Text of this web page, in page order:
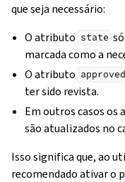
que seja necessário:
O atributo state
marcada como a
O atributo approved
ter sido revista.
Em outros casos os
são atualizados no
Isso significa que, ao
recomendado ativar o